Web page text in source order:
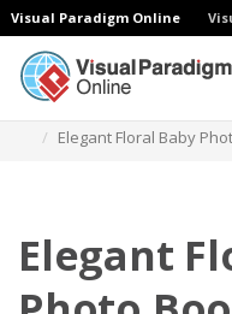
Visual Paradigm Online
Elegant Floral Baby
Elegant